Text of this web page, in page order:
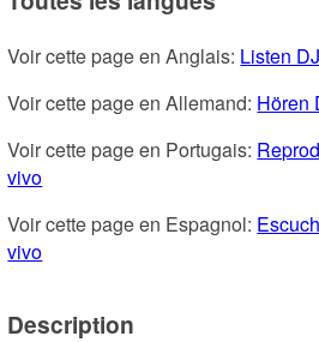
Voir cette page en Anglais: Listen
Voir cette page en Allemand: Hören
Voir cette page en Portugais:
vivo
Voir cette page en Espagnol:
vivo
Description